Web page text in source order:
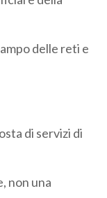
delle reti e
di servizi di
non una